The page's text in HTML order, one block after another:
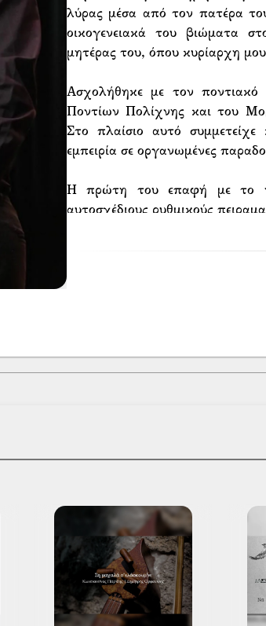
λύρας μέσα από τον πατέρα
οικογενειακά του βιώματα
μητέρας του, όπου κυρίαρχη
Ασχολήθηκε με τον
Ποντίων Πολίχνης και του
Στο πλαίσιο αυτό
εμπειρία σε οργανωμένες
Η πρώτη του επαφή με το
αυτοσχέδιους ρυθμικούς
πορεία, οδηγώντας τον σε
πρώτες εμφανίσεις δίπλα